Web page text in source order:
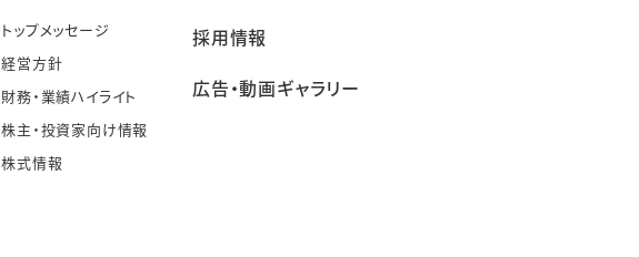
トップメッセージ
経営方針
財務・業績ハイライト
株主・投資家向け情報
株式情報
採用情報
広告・動画ギャラリー